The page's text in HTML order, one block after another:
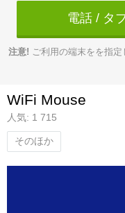
電話 / タ
注意! ご利用の端末をを指
WiFi Mouse
人気: 1 715
そのほか